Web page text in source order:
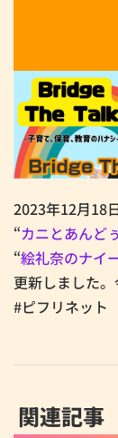
2023年12月18
“カニとあんど
“絵礼奈のナイ
更新しました
#ピフリネット
関連記事